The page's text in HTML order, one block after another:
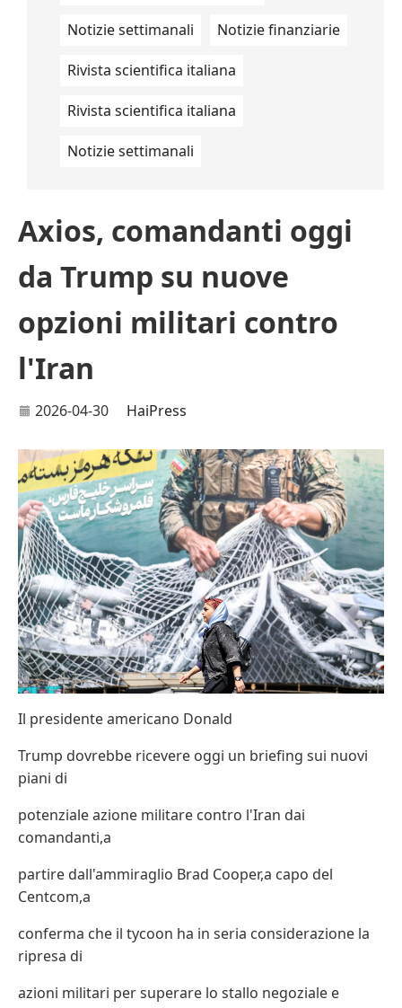
Notizie settimanali Notizie finanziarie
Rivista scientifica italiana
Rivista scientifica italiana
Notizie settimanali
Axios, comandanti oggi
da Trump su nuove
opzioni militari contro
l'Iran
2026-04-30 HaiPress
Il presidente americano Donald
Trump dovrebbe ricevere oggi un briefing sui nuovi
piani di
potenziale azione militare contro l'Iran dai
comandanti,a
partire dall'ammiraglio Brad Cooper,a capo del
Centcom,a
conferma che il tycoon ha in seria considerazione la
ripresa di
azioni militari per superare lo stallo negoziale e